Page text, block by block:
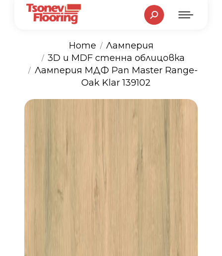
Search:
You are here:
Home
Ламперия
3D и MDF стенна облицовка
Ламперия МДФ Pan Master Range-
Oak Klar 139102